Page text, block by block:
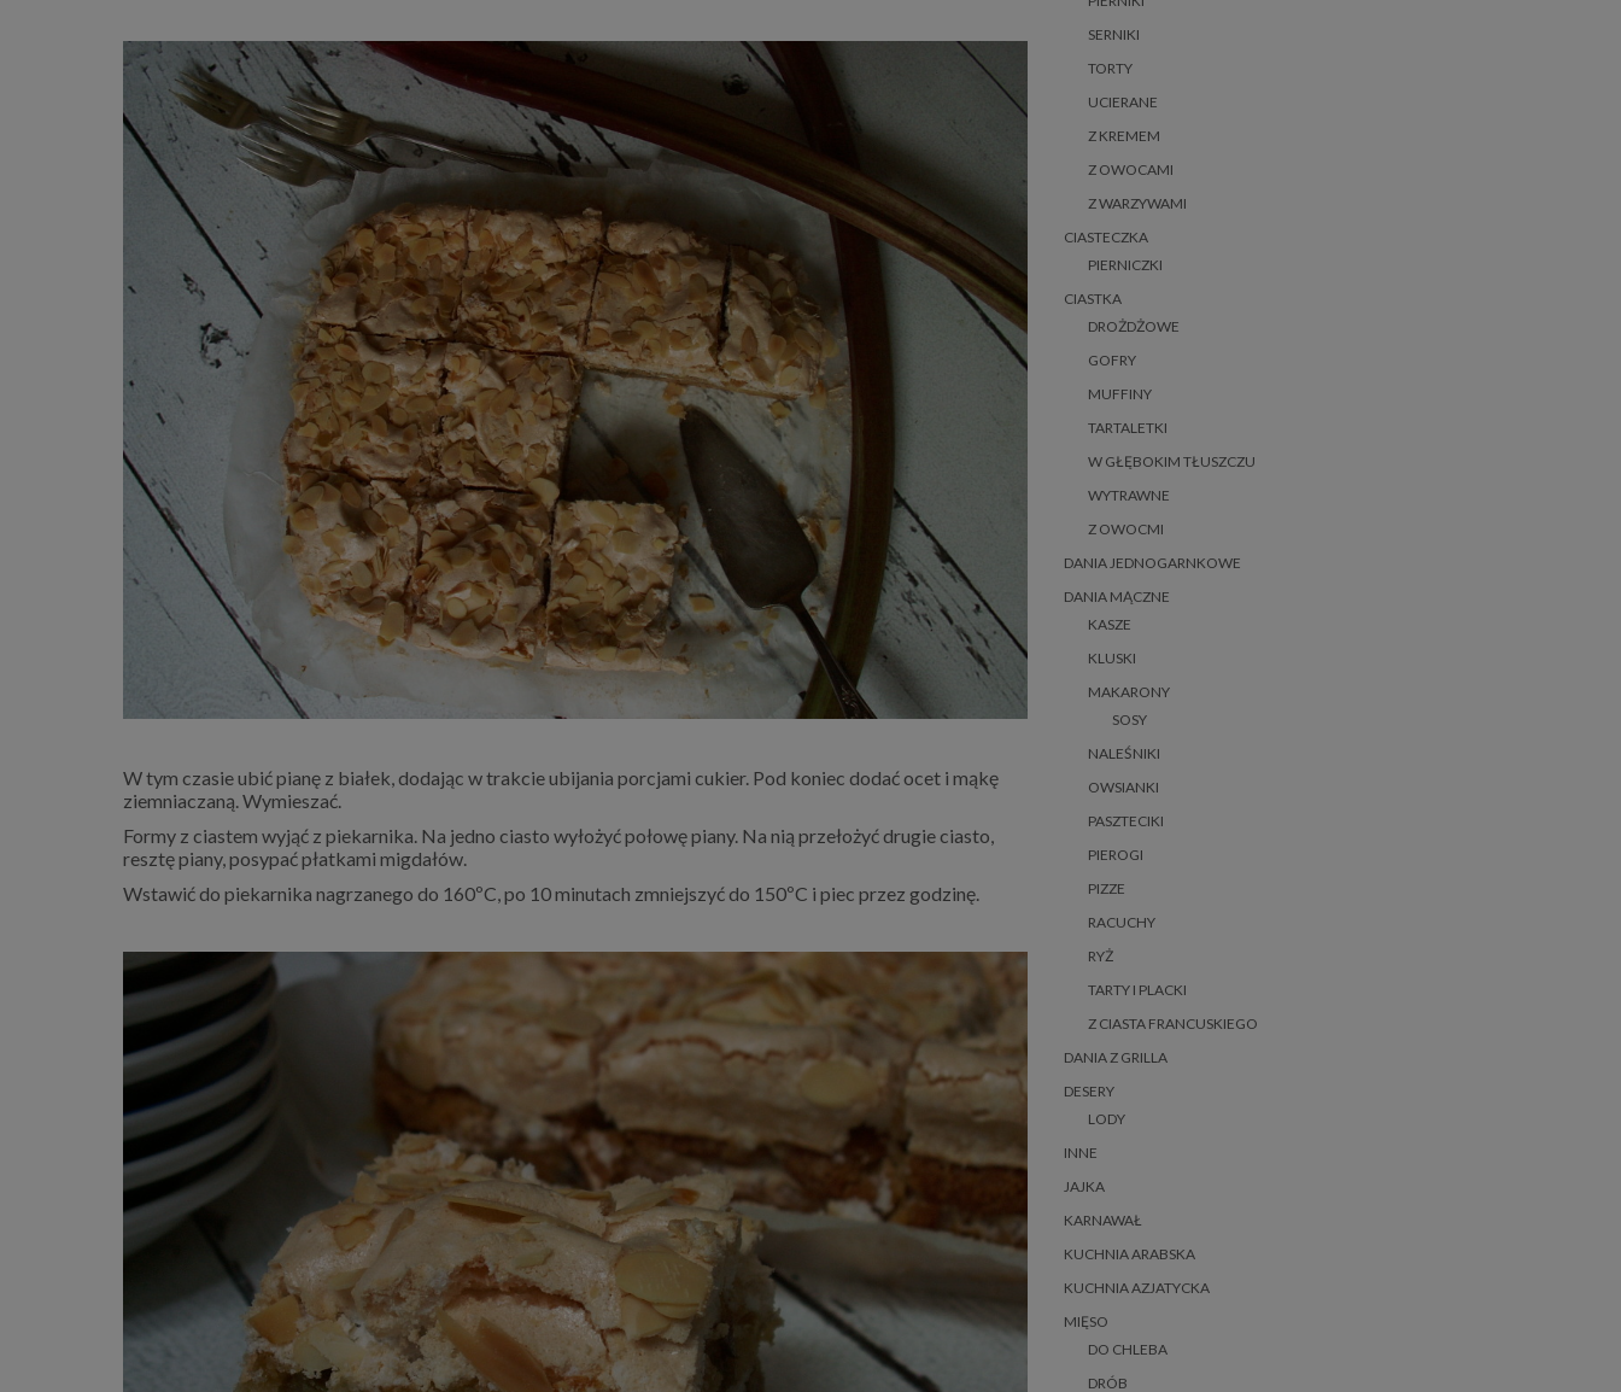
W tym czasie ubić pianę z białek, dodając w trakcie ubijania porcjami cukier. Pod koniec dodać ocet i mąkę
ziemniaczaną. Wymieszać.
Formy z ciastem wyjąć z piekarnika. Na jedno ciasto wyłożyć połowę piany. Na nią przełożyć drugie ciasto,
resztę piany, posypać płatkami migdałów.
Wstawić do piekarnika nagrzanego do 160ºC, po 10 minutach zmniejszyć do 150ºC i piec przez godzinę.
SERNIKI
TORTY
UCIERANE
Z KREMEM
Z OWOCAMI
Z WARZYWAMI
CIASTECZKA
PIERNICZKI
CIASTKA
DROŻDŻOWE
GOFRY
MUFFINY
TARTALETKI
W GŁĘBOKIM TŁUSZCZU
WYTRAWNE
Z OWOCMI
DANIA JEDNOGARNKOWE
DANIA MĄCZNE
KASZE
KLUSKI
MAKARONY
SOSY
NALEŚNIKI
OWSIANKI
PASZTECIKI
PIEROGI
PIZZE
RACUCHY
RYŻ
TARTY I PLACKI
Z CIASTA FRANCUSKIEGO
DANIA Z GRILLA
DESERY
LODY
INNE
JAJKA
KARNAWAŁ
KUCHNIA ARABSKA
KUCHNIA AZJATYCKA
MIĘSO
DO CHLEBA
DRÓB